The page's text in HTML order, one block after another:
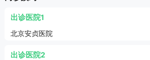
出诊医院1
北京安贞医院
出诊医院2